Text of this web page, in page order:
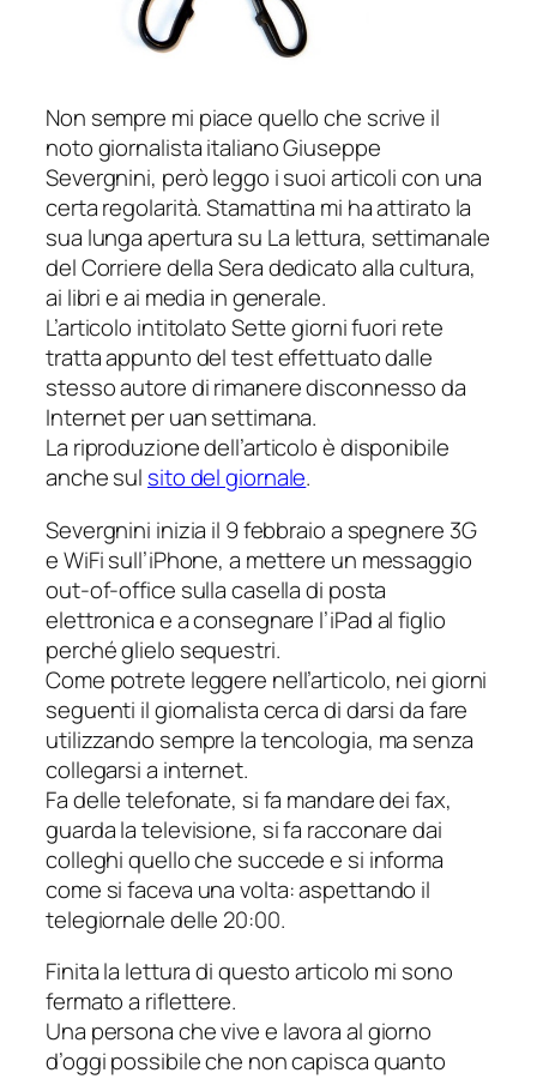
Non sempre mi piace quello che scrive il
noto giornalista italiano Giuseppe
Severgnini, però leggo i suoi articoli con una
certa regolarità. Stamattina mi ha attirato la
sua lunga apertura su La lettura, settimanale
delCorriere della Seradedicato alla cultura,
ai libri e ai media in generale.
L’articolo intitolato Sette giorni fuori rete
tratta appunto del test effettuato dalle
stesso autore di rimanere disconnesso da
Internet per uan settimana.
La riproduzione dell’articolo è disponibile
anche sul sito del giornale.
Severgnini inizia il 9 febbraio a spegnere 3G
e WiFi sull’iPhone, a mettere un messaggio
out-of-office sulla casella di posta
elettronica e a consegnare l’iPad al figlio
perché glielo sequestri.
Come potrete leggere nell’articolo, nei giorni
seguenti il giornalista cerca di darsi da fare
utilizzando sempre la tencologia, ma senza
collegarsi a internet.
Fa delle telefonate, si fa mandare dei fax,
guarda la televisione, si fa racconare dai
colleghi quello che succede e si informa
come si faceva una volta: aspettando il
telegiornale delle 20:00.
Finita la lettura di questo articolo mi sono
fermato a riflettere.
Una persona che vive e lavora al giorno
d’oggi possibile che non capisca quanto